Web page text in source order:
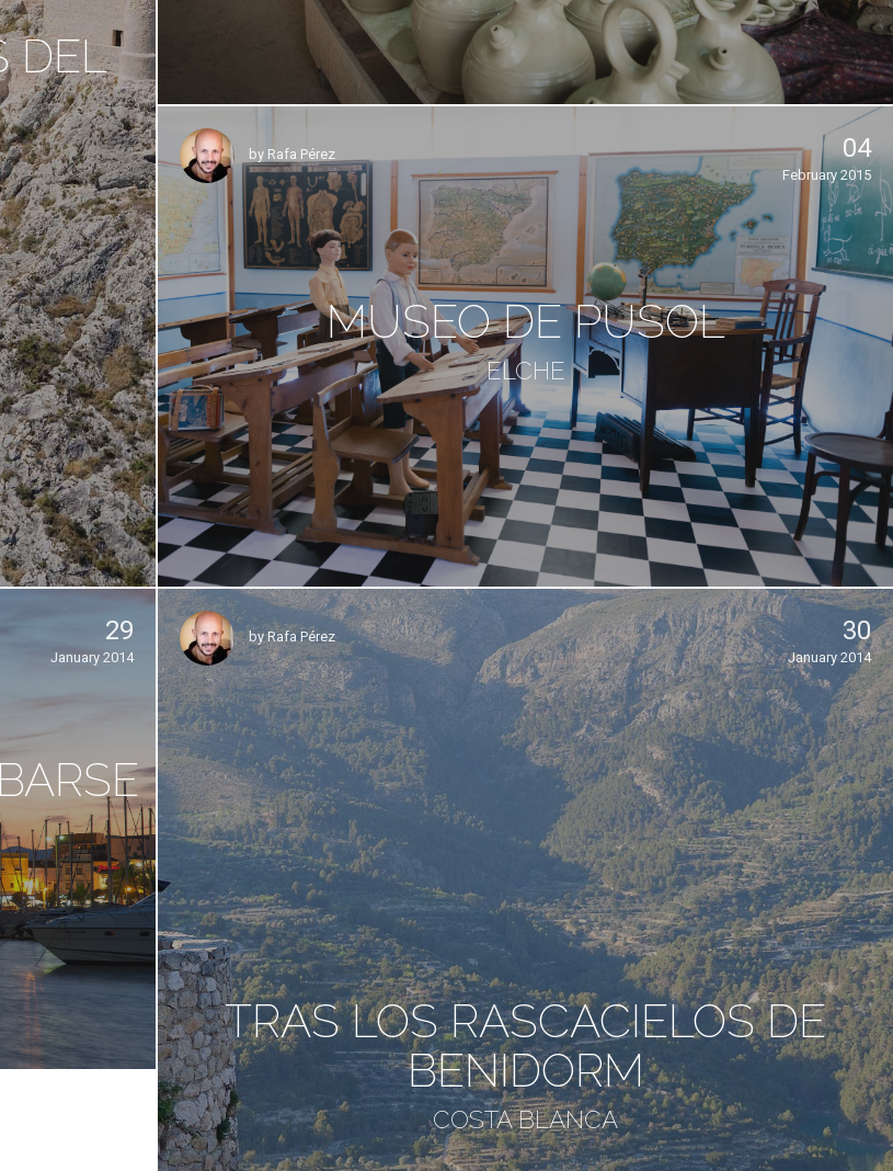
DEL
by Rafa Pérez 04
February 2015
MUSEO DE PUSOL
ELCHE
byRafa Pérez 30
January 2014
TRAS LOS RASCACIELOS DE
BENIDORM
COSTA BLANCA
29
January 2014